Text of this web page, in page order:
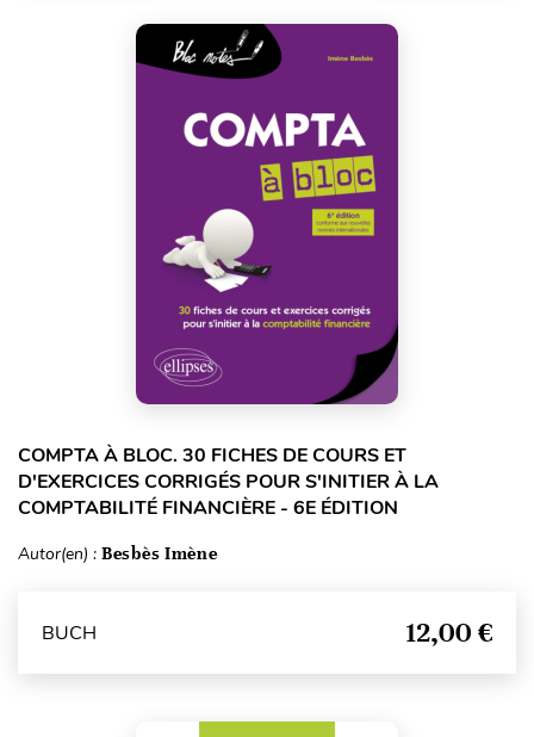
COMPTA À BLOC. 30 FICHES DE COURS ET
D'EXERCICES CORRIGÉS POUR S'INITIER À LA
COMPTABILITÉ FINANCIÈRE - 6E ÉDITION
Autor(en) : Besbès Imène
BUCH 12,00 €